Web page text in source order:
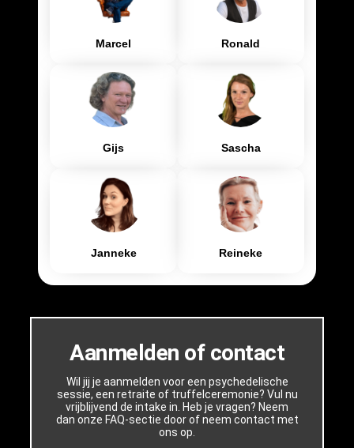
Marcel Ronald
Gijs Sascha
Janneke Reineke
Aanmelden of contact
Wil jij je aanmelden voor een psychedelische
sessie, een retraite of truffelceremonie? Vul nu
vrijblijvend de intake in. Heb je vragen? Neem
dan onze FAQ-sectie door of neem contact met
ons op.